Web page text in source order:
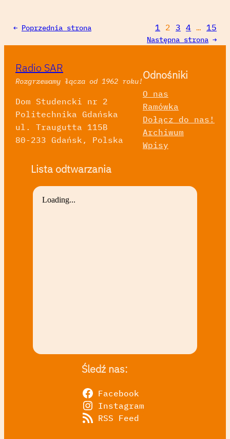
← Poprzednia strona 1 2 3 4 … 15
Następna strona →
Radio SAR
Rozgrzewamy łącza od 1962 roku!
Dom Studencki nr 2
Politechnika Gdańska
ul. Traugutta 115B
80-233 Gdańsk, Polska
Odnośniki
O nas
Ramówka
Dołącz do nas!
Archiwum
Wpisy
Lista odtwarzania
Śledź nas:
Facebook
Instagram
RSS Feed